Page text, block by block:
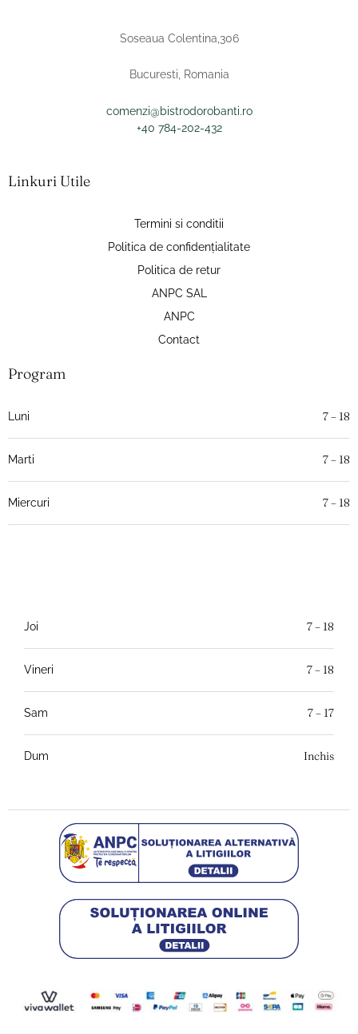
Soseaua Colentina,306
Bucuresti, Romania
comenzi@bistrodorobanti.ro
+40 784-202-432
Linkuri Utile
Termini si conditii
Politica de confidențialitate
Politica de retur
ANPC SAL
ANPC
Contact
Program
Luni 7 – 18
Marti 7 – 18
Miercuri 7 – 18
Joi 7 – 18
Vineri 7 – 18
Sam 7 – 17
Dum Inchis